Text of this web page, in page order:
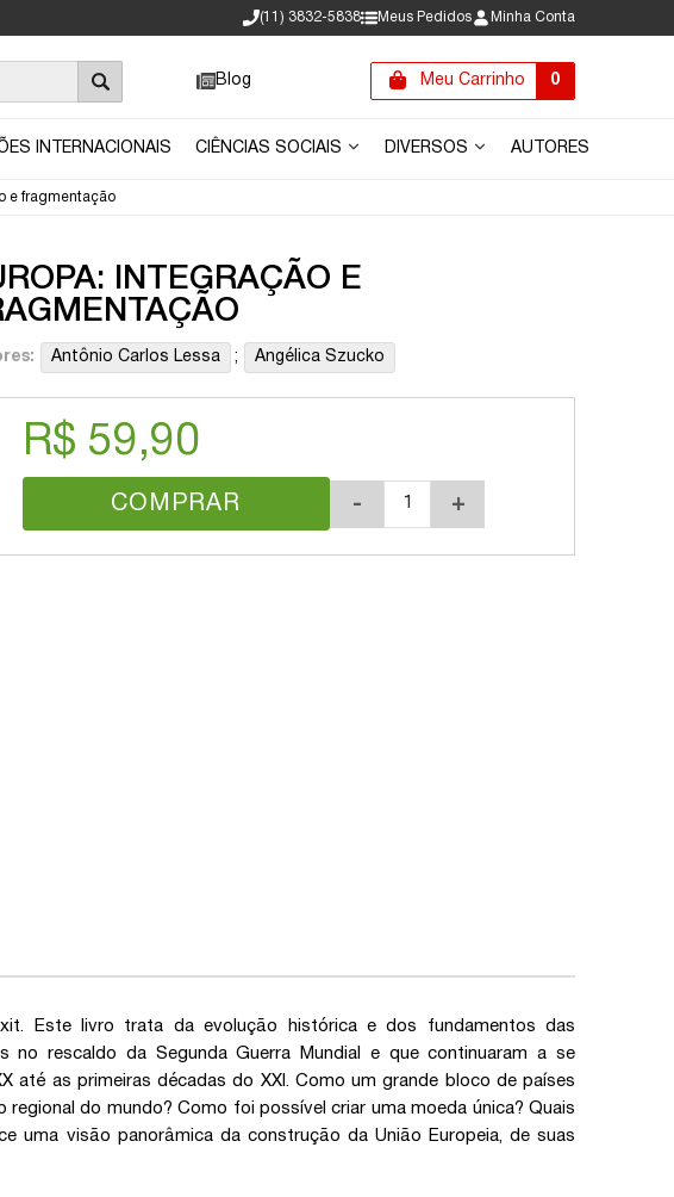
(11) 3832-5838 Meus Pedidos Minha Conta
Blog Meu Carrinho 0
INTERNACIONAIS CIÊNCIAS SOCIAIS DIVERSOS AUTORES
e fragmentação
INTEGRAÇÃO E
Antônio Carlos Lessa ; Angélica Szucko
R$ 59,90
COMPRAR - +
Este livro trata da evolução histórica e dos fundamentos das
no rescaldo da Segunda Guerra Mundial e que continuaram a se
até as primeiras décadas do XXI. Como um grande bloco de países
do mundo? Como foi possível criar uma moeda única? Quais
uma visão panorâmica da construção da União Europeia, de suas